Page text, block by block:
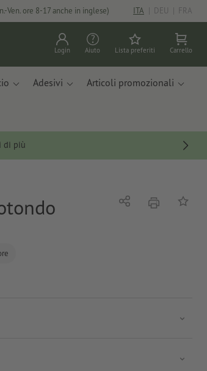
Ven. ore 8-17 anche in inglese) ITA | DEU | FRA
Login Aiuto Lista preferiti Carrello
Adesivi Articoli promozionali
di più
Condividistamparealla